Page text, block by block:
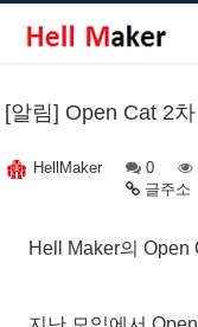
[알림] Open Cat 2
HellMaker 0
글주소
Hell Maker의 Open